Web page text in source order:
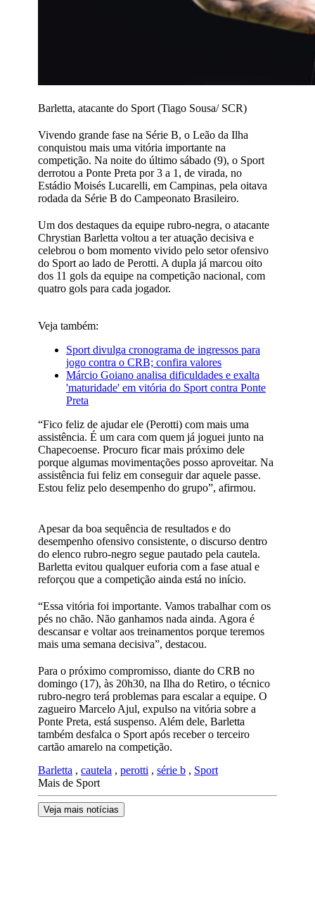
Barletta, atacante do Sport (Tiago Sousa/ SCR)
Vivendo grande fase na Série B, o Leão da Ilha
conquistou mais uma vitória importante na
competição. Na noite do último sábado (9), o Sport
derrotou a Ponte Preta por 3 a 1, de virada, no
Estádio Moisés Lucarelli, em Campinas, pela oitava
rodada da Série B do Campeonato Brasileiro.
Um dos destaques da equipe rubro-negra, o atacante
Chrystian Barletta voltou a ter atuação decisiva e
celebrou o bom momento vivido pelo setor ofensivo
do Sport ao lado de Perotti. A dupla já marcou oito
dos 11 gols da equipe na competição nacional, com
quatro gols para cada jogador.
Veja também:
Sport divulga cronograma de ingressos para
jogo contra o CRB; confira valores
Márcio Goiano analisa dificuldades e exalta
'maturidade' em vitória do Sport contra Ponte
Preta
“Fico feliz de ajudar ele (Perotti) com mais uma
assistência. É um cara com quem já joguei junto na
Chapecoense. Procuro ficar mais próximo dele
porque algumas movimentações posso aproveitar. Na
assistência fui feliz em conseguir dar aquele passe.
Estou feliz pelo desempenho do grupo”, afirmou.
Apesar da boa sequência de resultados e do
desempenho ofensivo consistente, o discurso dentro
do elenco rubro-negro segue pautado pela cautela.
Barletta evitou qualquer euforia com a fase atual e
reforçou que a competição ainda está no início.
“Essa vitória foi importante. Vamos trabalhar com os
pés no chão. Não ganhamos nada ainda. Agora é
descansar e voltar aos treinamentos porque teremos
mais uma semana decisiva”, destacou.
Para o próximo compromisso, diante do CRB no
domingo (17), às 20h30, na Ilha do Retiro, o técnico
rubro-negro terá problemas para escalar a equipe. O
zagueiro Marcelo Ajul, expulso na vitória sobre a
Ponte Preta, está suspenso. Além dele, Barletta
também desfalca o Sport após receber o terceiro
cartão amarelo na competição.
Barletta , cautela , perotti , série b , Sport
Mais de Sport
Veja mais notícias